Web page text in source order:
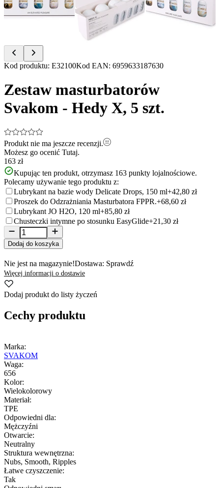
Item
of
5
Kod produktu: E32100Kod EAN: 6959633187630
Zestaw masturbatorów
Svakom - Hedy X, 5 szt.
Produkt nie ma jeszcze recenzji.
Możesz go ocenić Tutaj.
163 zł
Kupując ten produkt, otrzymasz 163 punkty lojalnościowe.
Polecamy używanie tego produktu z:
Lubrykant na bazie wody Delicate Drops, 150 ml+42,80 zł
Proszek do Odzrażniania Masturbatora FPPR.+68,60 zł
Lubrykant JO H2O, 120 ml+85,80 zł
Chusteczki intymne po stosunku EasyGlide+21,30 zł
Dodaj do koszyka
Nie jest na magazynie!Dostawa: Sprawdź
Więcej informacji o dostawie
Dodaj produkt do listy życzeń
Cechy produktu
Marka:
SVAKOM
Waga:
656
Kolor:
Wielokolorowy
Materiał:
TPE
Odpowiedni dla:
Mężczyźni
Otwarcie:
Neutralny
Struktura wewnętrzna:
Nubs, Smooth, Ripples
Łatwe czyszczenie:
Tak